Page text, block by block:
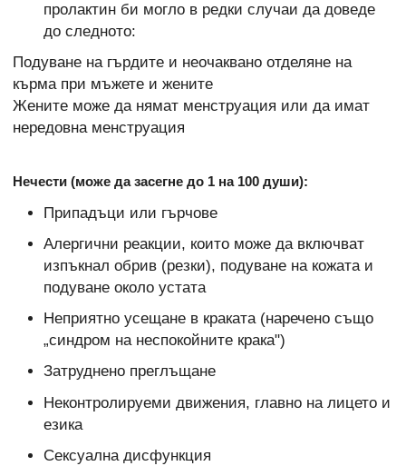
пролактин би могло в редки случаи да доведе
до следното:
Подуване на гърдите и неочаквано отделяне на
кърма при мъжете и жените
Жените може да нямат менструация или да имат
нередовна менструация
Нечести (може да засегне до 1 на 100 души):
Припадъци или гърчове
Алергични реакции, които може да включват
изпъкнал обрив (резки), подуване на кожата и
подуване около устата
Неприятно усещане в краката (наречено също
„синдром на неспокойните крака")
Затруднено преглъщане
Неконтролируеми движения, главно на лицето и
езика
Сексуална дисфункция